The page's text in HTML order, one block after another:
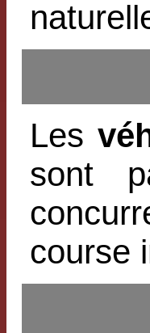
Les
sont
course